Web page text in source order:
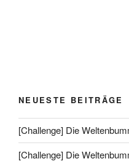
NEUESTE BEITRÄGE
[Challenge] Die
[Challenge] Die